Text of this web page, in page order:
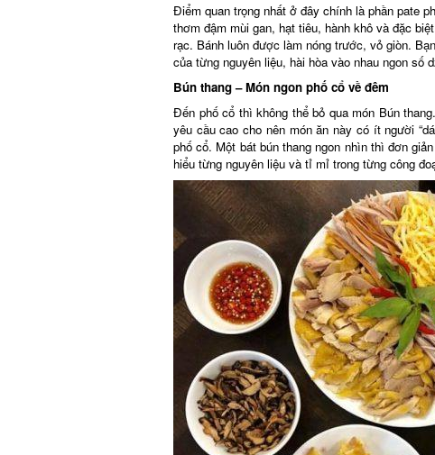
Điểm quan trọng nhất ở đây chính là phần pate
thơm đậm mùi gan, hạt tiêu, hành khô và đặc
rạc. Bánh luôn được làm nóng trước, vỏ giòn.
của từng nguyên liệu, hài hòa vào nhau ngon số
Bún thang – Món ngon phố cổ về đêm
Đến phố cổ thì không thể bỏ qua món Bún
yêu cầu cao cho nên món ăn này có ít người
phố cổ. Một bát bún thang ngon nhìn thì đơn
hiểu từng nguyên liệu và tỉ mỉ trong từng công